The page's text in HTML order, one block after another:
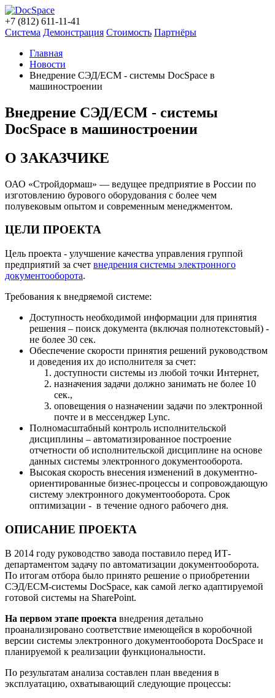
+7 (812) 611-11-41
Система Демонстрация Стоимость Партнёры
Главная
Новости
Внедрение CЭД/ECM - системы DocSpace в
машиностроении
Внедрение CЭД/ECM - системы
DocSpace в машиностроении
О ЗАКАЗЧИКЕ
ОАО «Стройдормаш» — ведущее предприятие в России по
изготовлению бурового оборудования с более чем
полувековым опытом и современным менеджментом.
ЦЕЛИ ПРОЕКТА
Цель проекта - улучшение качества управления группой
предприятий за счет внедрения системы электронного
документооборота.
Требования к внедряемой системе:
Доступность необходимой информации для принятия
решения – поиск документа (включая полнотекстовый) -
не более 30 сек.
Обеспечение скорости принятия решений руководством
и доведения их до исполнителя за счет:
доступности системы из любой точки Интернет,
назначения задачи должно занимать не более 10
сек.,
оповещения о назначении задачи по электронной
почте и в мессенджер Lync.
Полномасштабный контроль исполнительской
дисциплины – автоматизированное построение
отчетности об исполнительской дисциплине на основе
данных системы электронного документооборота.
Высокая скорость внесения изменений в документно-
ориентированные бизнес-процессы и сопровождающую
систему электронного документооборота. Срок
оптимизации - в течение одного рабочего дня.
ОПИСАНИЕ ПРОЕКТА
В 2014 году руководство завода поставило перед ИТ-
департаментом задачу по автоматизации документооборота.
По итогам отбора было принято решение о приобретении
СЭД/ECM-системы DocSpace, как самой легко адаптируемой
готовой системы на SharePoint.
На первом этапе проекта внедрения детально
проанализировано соответствие имеющейся в коробочной
версии системы электронного документооборота DocSpace и
планируемой к реализации функциональности.
По результатам анализа составлен план введения в
эксплуатацию, охватывающий следующие процессы: